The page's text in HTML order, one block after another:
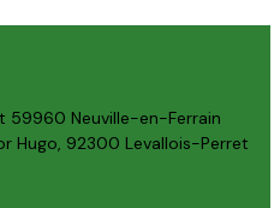
59960 Neuville-en-Ferrain
Hugo, 92300 Levallois-Perret